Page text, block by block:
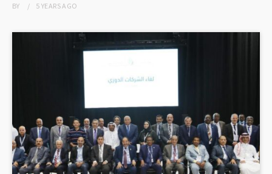
BY 5 YEARSAGO